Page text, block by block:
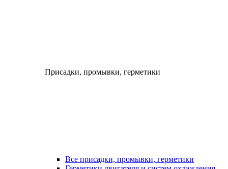
Присадки, промывки, герметики
Все присадки, промывки, герметики